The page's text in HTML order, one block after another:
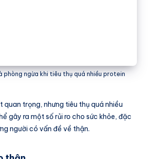
phòng ngừa khi tiêu thụ quá nhiều protein
quan trọng, nhưng tiêu thụ quá nhiều
gây ra một số rủi ro cho sức khỏe, đặc
người có vấn đề về thận.